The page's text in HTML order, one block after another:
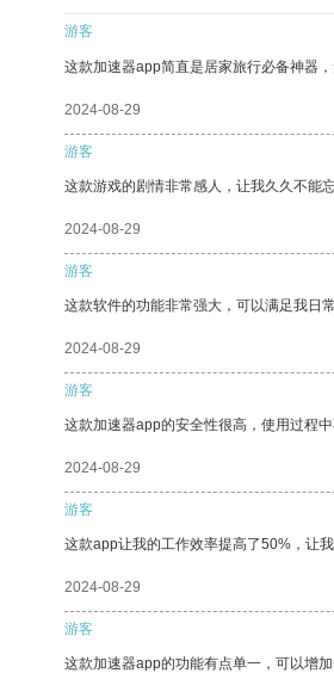
游客
这款加速器app简直是居家旅行必备神器
2024-08-29
游客
这款游戏的剧情非常感人，让我久久不能忘
2024-08-29
游客
这款软件的功能非常强大，可以满足我日
2024-08-29
游客
这款加速器app的安全性很高，使用过程
2024-08-29
游客
这款app让我的工作效率提高了50%，让
2024-08-29
游客
这款加速器app的功能有点单一，可以增